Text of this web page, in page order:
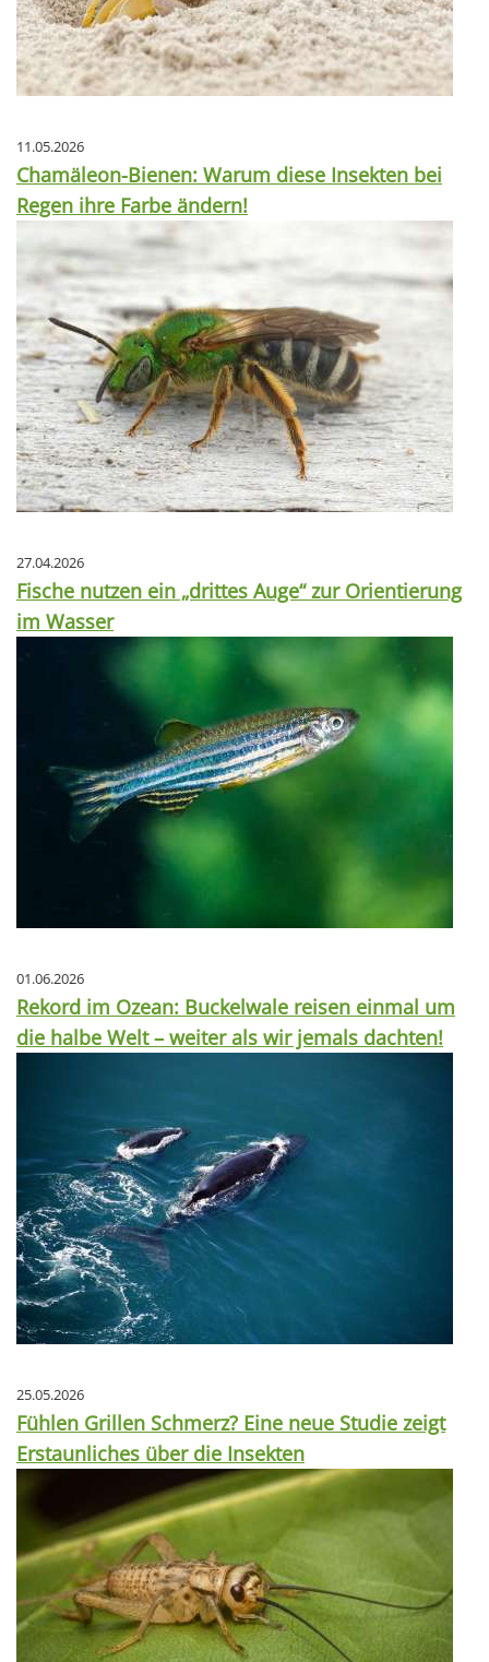
11.05.2026
Chamäleon-Bienen: Warum diese Insekten bei
Regen ihre Farbe ändern!
27.04.2026
Fische nutzen ein „drittes Auge“ zur Orientierung
im Wasser
01.06.2026
Rekord im Ozean: Buckelwale reisen einmal um
die halbe Welt – weiter als wir jemals dachten!
25.05.2026
Fühlen Grillen Schmerz? Eine neue Studie zeigt
Erstaunliches über die Insekten